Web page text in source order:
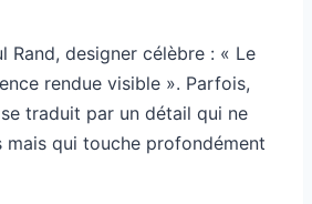
Rand, designer célèbre : « Le
rendue visible ». Parfois,
traduit par un détail qui ne
mais qui touche profondément